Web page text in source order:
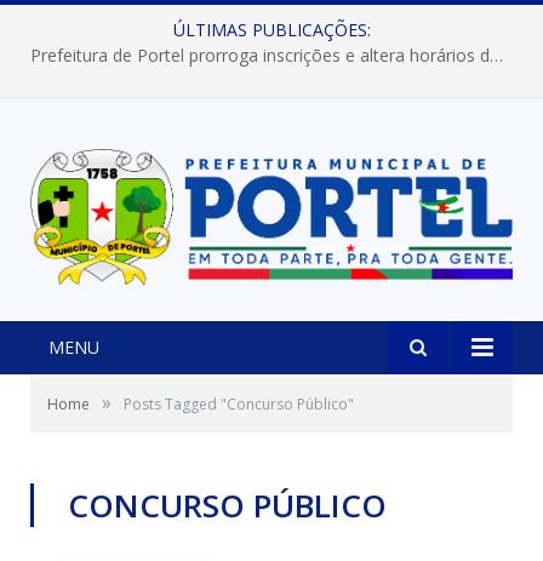
ÚLTIMAS PUBLICAÇÕES:
Prefeitura de Portel prorroga inscrições e altera horários dos concursos “Musa” e “Miss Mix Verão 2026”
MENU
Home » Posts Tagged "Concurso Público"
CONCURSO PÚBLICO